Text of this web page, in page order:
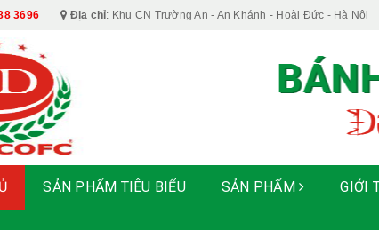
3696 Địa chỉ: Khu CN Trường An - An Khánh - Hoài Đức - Hà Nội
SẢN PHẨM TIÊU BIỂU SẢN PHẨM GIỚI